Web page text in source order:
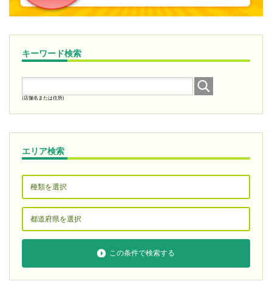
キーワード検索
(店舗名または住所)
エリア検索
この条件で検索する